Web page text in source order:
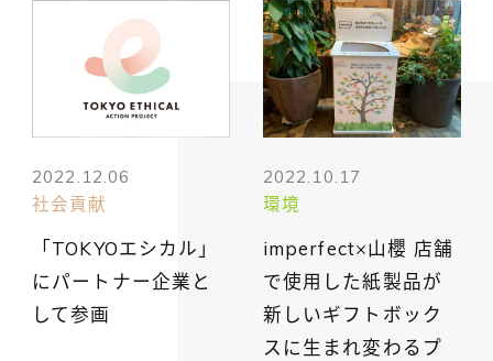
2022.12.06
社会貢献
「TOKYOエシカル」
にパートナー企業と
して参画
2022.10.17
環境
imperfect×山櫻 店舗
で使用した紙製品が
新しいギフトボック
スに生まれ変わるプ